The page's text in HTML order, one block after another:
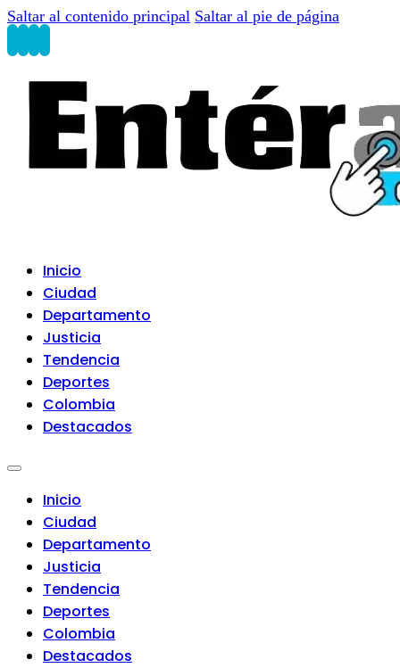
Saltar al contenido principal Saltar al pie de página
Inicio
Ciudad
Departamento
Justicia
Tendencia
Deportes
Colombia
Destacados
Inicio
Ciudad
Departamento
Justicia
Tendencia
Deportes
Colombia
Destacados